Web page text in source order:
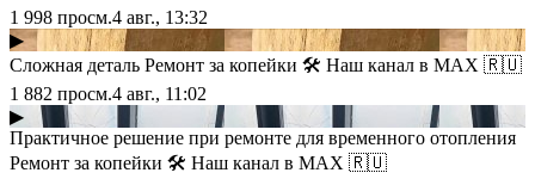
1 998 просм.4 авг., 13:32
▶
Сложная деталь Ремонт за копейки 🛠 Наш канал в МАХ 🇷🇺
1 882 просм.4 авг., 11:02
▶
Практичное решение при ремонте для временного отопления
Ремонт за копейки 🛠 Наш канал в МАХ 🇷🇺